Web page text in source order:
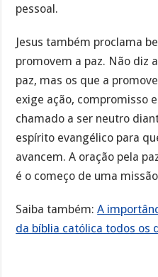
pessoal.
Jesus também proclama
promovem a paz. Não diz
paz, mas os que a
exige ação, compromisso
chamado a ser neutro
espírito evangélico para
avancem. A oração pela
é o começo de uma
Saiba também:A
da bíblia católica todos os